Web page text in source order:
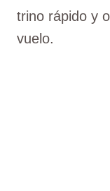
trino rápido y
vuelo.